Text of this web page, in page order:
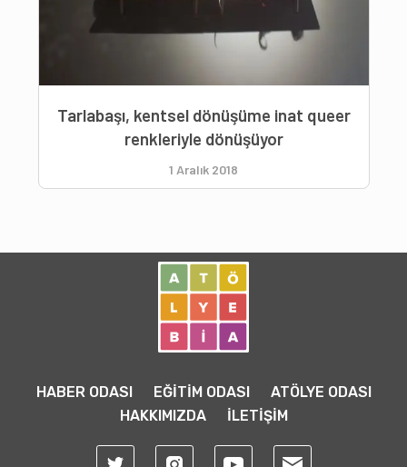
Tarlabaşı, kentsel dönüşüme inat queer
renkleriyle dönüşüyor
1 Aralık 2018
HABER ODASI EĞİTİM ODASI
ATÖLYE ODASI
HAKKIMIZDA
İLETİŞİM